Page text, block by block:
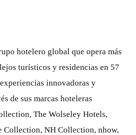
hotelero global que opera más
turísticos y residencias en 57
innovadoras y
de sus marcas hoteleras
The Wolseley Hotels,
Collection, NH Collection, nhow,